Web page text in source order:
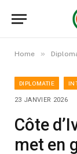
Home »
DIPLOMATIE
23 JANVIER 2026
Côte
met en